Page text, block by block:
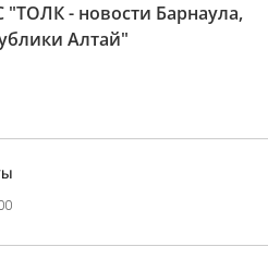
- новости Барнаула,
Алтай"